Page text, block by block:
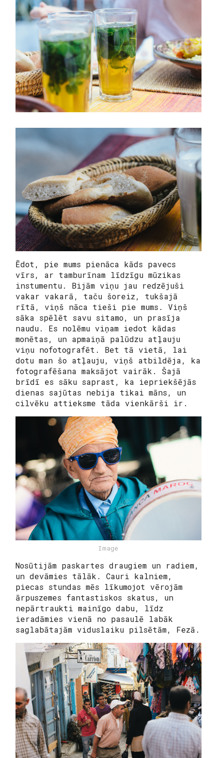
Ēdot, pie mums pienāca kāds pavecs
vīrs, ar tamburīnam līdzīgu mūzikas
instumentu. Bijām viņu jau redzējuši
vakar vakarā, taču šoreiz, tukšajā
rītā, viņš nāca tieši pie mums. Viņš
sāka spēlēt savu sitamo, un prasīja
naudu. Es nolēmu viņam iedot kādas
monētas, un apmaiņā palūdzu atļauju
viņu nofotografēt. Bet tā vietā, lai
dotu man šo atļauju, viņš atbildēja, ka
fotografēšana maksājot vairāk. Šajā
brīdī es sāku saprast, ka iepriekšējās
dienas sajūtas nebija tikai māns, un
cilvēku attieksme tāda vienkārši ir.
Image
Nosūtijām paskartes draugiem un radiem,
un devāmies tālāk. Cauri kalniem,
piecas stundas mēs līkumojot vērojām
ārpuszemes fantastiskos skatus, un
nepārtraukti mainīgo dabu, līdz
ieradāmies vienā no pasaulē labāk
saglabātajām viduslaiku pilsētām, Fezā.